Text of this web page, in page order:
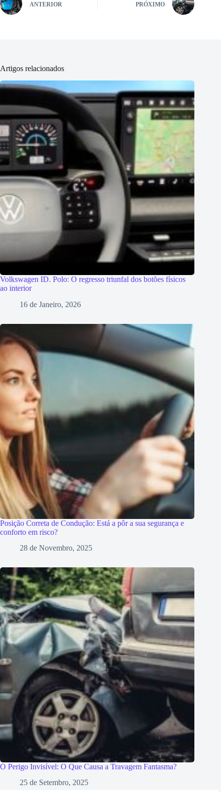
ANTERIOR PRÓXIMO
Artigos relacionados
Volkswagen ID. Polo: O regresso triunfal dos botões físicos
ao interior
16 de Janeiro, 2026
Posição Correta de Condução: Está a pôr a sua segurança e
conforto em risco?
28 de Novembro, 2025
O Perigo Invisível: O Que Causa a Travagem Fantasma?
25 de Setembro, 2025